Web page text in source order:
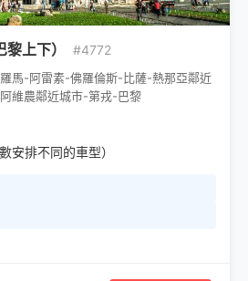
上下） #4772
馬-阿雷素-佛羅倫斯-比薩-熱那亞鄰近
維農鄰近城市-第戎-巴黎
安排不同的車型）